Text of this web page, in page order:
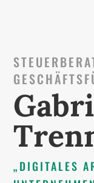
„DIGITALES